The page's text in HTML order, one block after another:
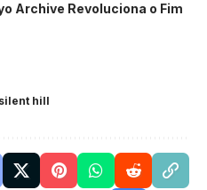
Archive Revoluciona o Fim
silent hill